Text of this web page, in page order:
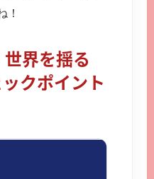
！
界を揺る
クポイント